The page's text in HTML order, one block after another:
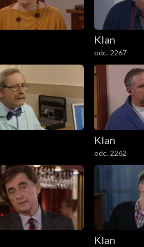
Klan
odc. 2267
Klan
odc. 2262
Klan